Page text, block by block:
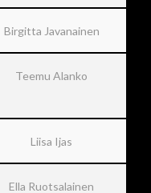
Birgitta Javanainen
Teemu Alanko
Liisa Ijas
Ella Ruotsalainen